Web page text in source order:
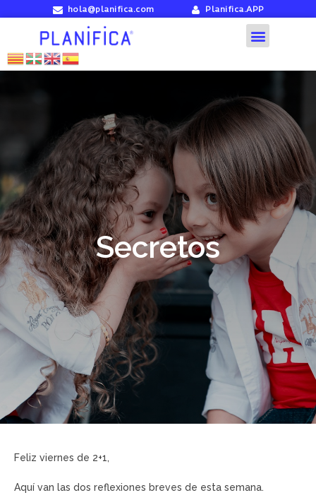
hola@planifica.com Planifica.APP
Secretos
Feliz viernes de 2+1,
Aquí van las dos reflexiones breves de esta semana.